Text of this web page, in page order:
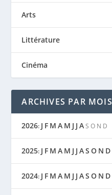
Arts
Littérature
Cinéma
ARCHIVES PAR MOIS
2026: J F M A M J J A S O N D
2025: J F M A M J J AS O N D
2024: J F M A M J J AS O N D